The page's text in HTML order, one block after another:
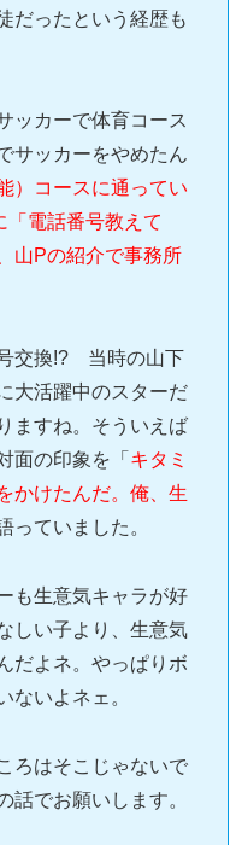
だったという経歴も
ッカーで体育コース
サッカーをやめたん
）コースに通ってい
「電話番号教えて
山Pの紹介で事務所
交換!? 当時の山下
大活躍中のスターだ
ますね。そういえば
面の印象を「 キタミ
かけたんだ。俺、生
っていました。
も生意気キャラが好
しい子より、生意気
だよネ。やっぱりボ
ないよネェ。
はそこじゃないで
でお願いします。